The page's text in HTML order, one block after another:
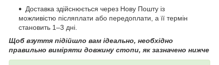
Доставка здійснюється через Нову Пошту із
можливістю післяплати або передоплати, а її термін
становить 1–3 дні.
Щоб взуття підійшло вам ідеально, необхідно
правильно виміряти довжину стопи, як зазначено нижче